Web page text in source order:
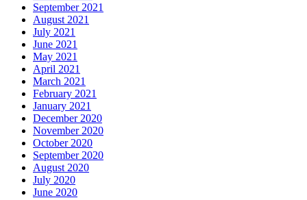
September 2021
August 2021
July 2021
June 2021
May 2021
April 2021
March 2021
February 2021
January 2021
December 2020
November 2020
October 2020
September 2020
August 2020
July 2020
June 2020